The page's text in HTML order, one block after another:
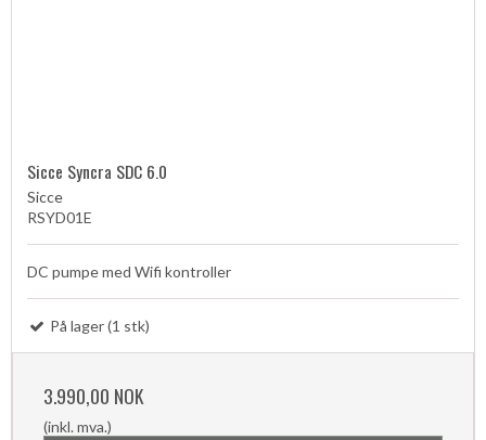
Sicce Syncra SDC 6.0
Sicce
RSYD01E
DC pumpe med Wifi kontroller
På lager (1 stk)
3.990,00 NOK
(inkl. mva.)